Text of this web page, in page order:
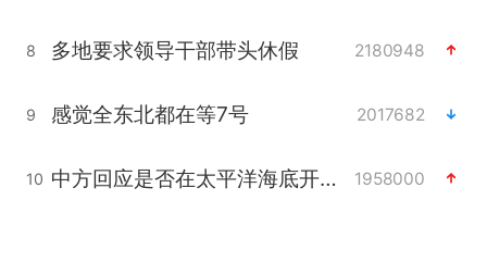
8 多地要求领导干部带头休假 2180948
9 感觉全东北都在等7号 2017682
10 中方回应是否在太平洋海底开采稀土 1958000